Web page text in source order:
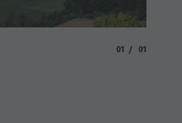
01 01